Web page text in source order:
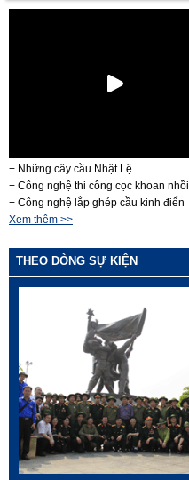
+ Những cây cầu Nhật Lệ
+ Công nghệ thi công cọc khoan nhồi
+ Công nghệ lắp ghép cầu kinh điển
Xem thêm >>
THEO DÒNG SỰ KIỆN